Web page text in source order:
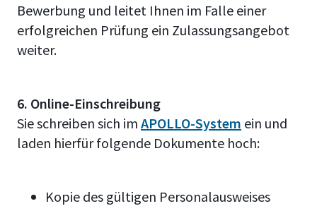
Bewerbung und leitet Ihnen im Falle einer
erfolgreichen Prüfung ein Zulassungsangebot
weiter.
6. Online-Einschreibung
Sie schreiben sich im APOLLO-System ein und
laden hierfür folgende Dokumente hoch:
Kopie des gültigen Personalausweises